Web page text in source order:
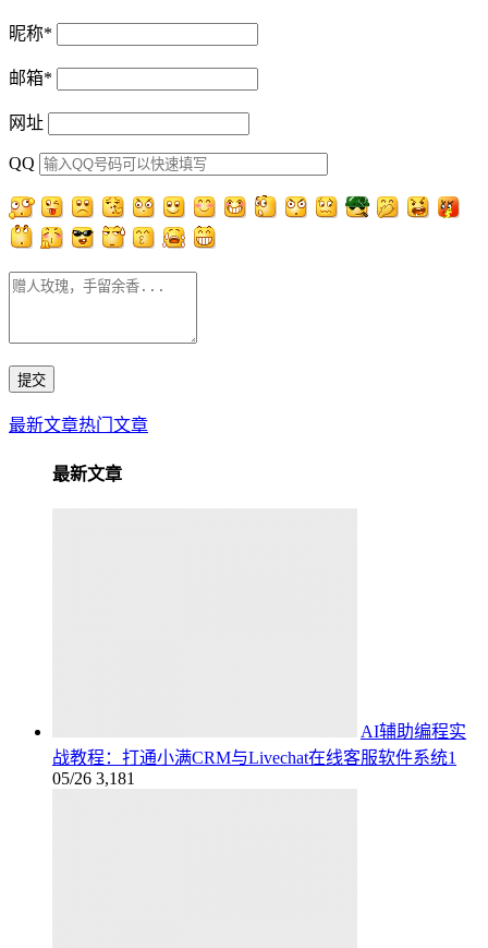
昵称*
邮箱*
网址
QQ
最新文章热门文章
最新文章
AI辅助编程实
战教程：打通小满CRM与Livechat在线客服软件系统1
05/26 3,181